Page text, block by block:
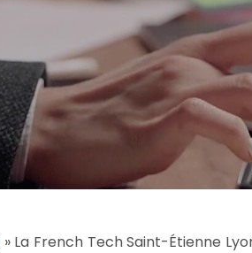
» La French Tech Saint-Étienne